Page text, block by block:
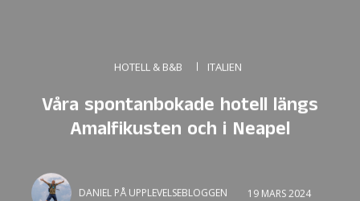
HOTELL & B&B ITALIEN
Våra spontanbokade hotell längs
Amalfikusten och i Neapel
DANIEL PÅ UPPLEVELSEBLOGGEN 19 MARS 2024